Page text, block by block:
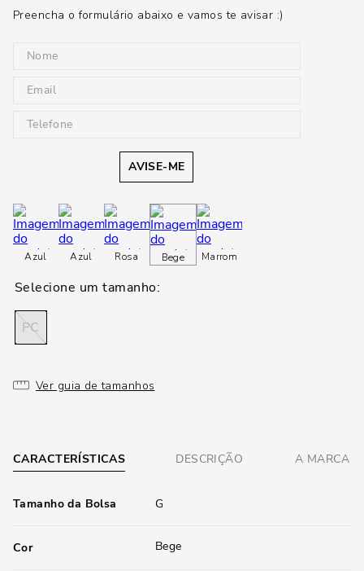
Preencha o formulário abaixo e vamos te avisar :)
AVISE-ME
Azul Azul Rosa Bege Marrom
PC
Ver guia de tamanhos
CARACTERÍSTICAS DESCRIÇÃO A MARCA
Tamanho da Bolsa G
Cor Bege